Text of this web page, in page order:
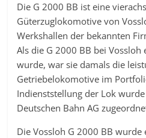
Die G 2000 BB ist eine
Güterzuglokomotive von
Werkshallen der bekannten
Als die G 2000 BB bei
wurde, war sie damals die
Getriebelokomotive im
Indienststellung der Lok
Deutschen Bahn AG
Die Vossloh G 2000 BB